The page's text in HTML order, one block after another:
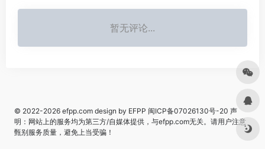
暂无评论...
© 2022-2026 efpp.com design by EFPP 闽ICP备07026130号-20 声
明：网站上的服务均为第三方/自媒体提供，与efpp.com无关。请用户注意
甄别服务质量，避免上当受骗！